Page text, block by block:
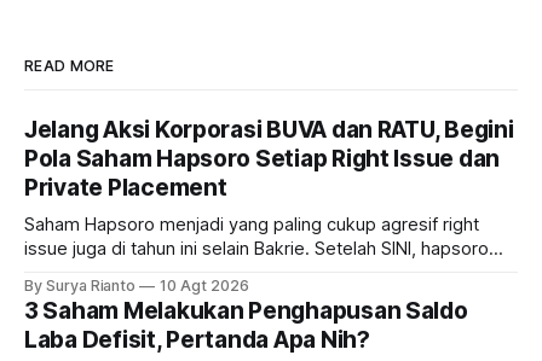
READ MORE
Jelang Aksi Korporasi BUVA dan RATU, Begini
Pola Saham Hapsoro Setiap Right Issue dan
Private Placement
Saham Hapsoro menjadi yang paling cukup agresif right
issue juga di tahun ini selain Bakrie. Setelah SINI, hapsoro
By Surya Rianto 10 Agt 2026
3 Saham Melakukan Penghapusan Saldo
Laba Defisit, Pertanda Apa Nih?